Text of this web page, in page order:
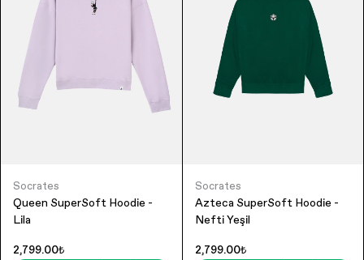
Socrates
Queen SuperSoft Hoodie -
Lila
2,799.00₺
Socrates
Azteca SuperSoft Hoodie -
Nefti Yeşil
2,799.00₺